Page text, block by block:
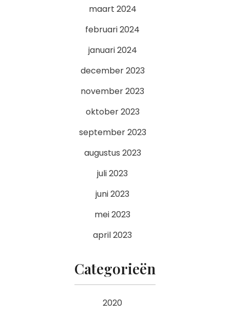
maart 2024
februari 2024
januari 2024
december 2023
november 2023
oktober 2023
september 2023
augustus 2023
juli 2023
juni 2023
mei 2023
april 2023
Categorieën
2020